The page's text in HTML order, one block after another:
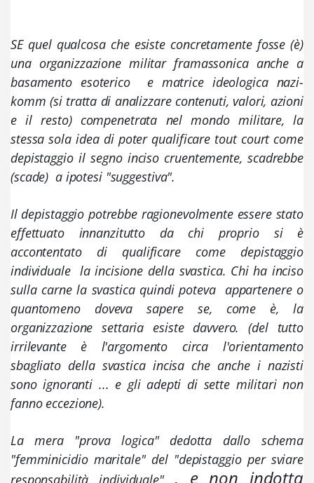
SE quel qualcosa che esiste concretamente fosse (è)
una organizzazione militar framassonica anche a
basamento esoterico  e matrice ideologica nazi-
komm (si tratta di analizzare contenuti, valori, azioni
e il resto) compenetrata nel mondo militare, la
stessa sola idea di poter qualificare tout court come
depistaggio il segno inciso cruentemente, scadrebbe
(scade)  a ipotesi "suggestiva".
Il depistaggio potrebbe ragionevolmente essere stato
effettuato innanzitutto da chi proprio si è
accontentato di qualificare come depistaggio
individuale  la incisione della svastica. Chi ha inciso
sulla carne la svastica quindi poteva  appartenere o
quantomeno doveva sapere se, come è, la
organizzazione settaria esiste davvero. (del tutto
irrilevante è l'argomento circa l'orientamento
sbagliato della svastica incisa che anche i nazisti
sono ignoranti ... e gli adepti di sette militari non
fanno eccezione).
La mera "prova logica" dedotta dallo schema
"femminicidio maritale" del "depistaggio per sviare
, e non indotta